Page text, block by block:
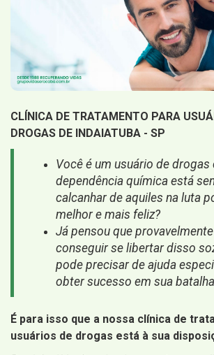
CLÍNICA DE TRATAMENTO PARA
DROGAS DE INDAIATUBA - SP
Você é um usuário de drogas
dependência química está
calcanhar de aquiles na luta
melhor e mais feliz?
Já pensou que
conseguir se libertar disso
pode precisar de ajuda
obter sucesso em sua
É para isso que a nossa clínica de
usuários de drogas está à sua